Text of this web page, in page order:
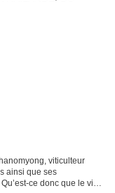
viticulteur
ainsi que ses
ce donc que le vin